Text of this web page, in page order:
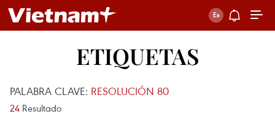
ETIQUETAS
PALABRA CLAVE: RESOLUCIÓN 80
24 Resultado